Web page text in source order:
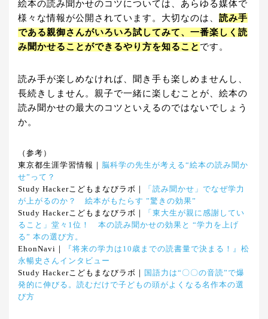
絵本の読み聞かせのコツについては、あらゆる媒体で
様々な情報が公開されています。大切なのは、 読み手
である親御さんがいろいろ試してみて、一番楽しく読
み聞かせることができるやり方を知ること です。
読み手が楽しめなければ、聞き手も楽しめませんし、
長続きしません。親子で一緒に楽しむことが、絵本の
読み聞かせの最大のコツといえるのではないでしょう
か。
（参考）
東京都生涯学習情報｜
脳科学の先生が考える“絵本の読み聞か
せ”って？
Study Hackerこどもまなびラボ｜
「読み聞かせ」でなぜ学力
が上がるのか？ 絵本がもたらす ”驚きの効果”
Study Hackerこどもまなびラボ｜
「東大生が親に感謝してい
ること」堂々1位！ 本の読み聞かせの効果と “学力を上げ
る” 本の選び方。
EhonNavi｜
『将来の学力は10歳までの読書量で決まる！』松
永暢史さんインタビュー
Study Hackerこどもまなびラボ｜
国語力は“〇〇の音読”で爆
発的に伸びる。読むだけで子どもの頭がよくなる名作本の選
び方